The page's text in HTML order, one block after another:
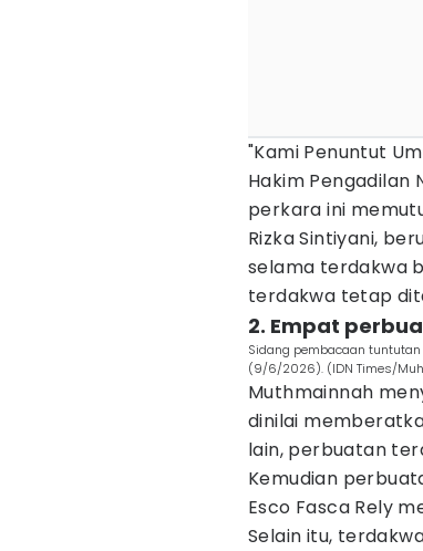
​"Kami Penuntut
Hakim Pengadilan
perkara ini
Rizka Sintiyani,
selama terdakwa
terdakwa tetap
2. Empat
Sidang pembacaan
(9/6/2026). (IDN Times/
Muthmainnah
dinilai
lain, perbuatan
Kemudian
Esco Fasca Rely
Selain itu,